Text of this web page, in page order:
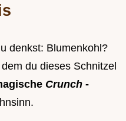
denkst: Blumenkohl?
du dieses Schnitzel
Crunch -